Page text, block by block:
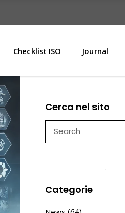
Checklist ISO Journal
Cerca nel sito
Categorie